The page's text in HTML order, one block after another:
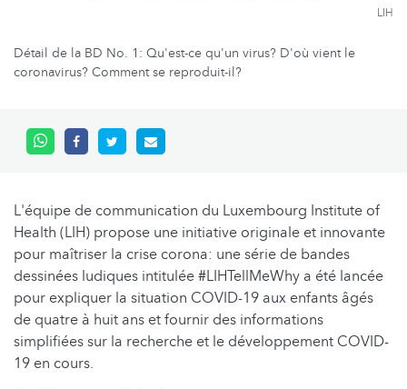
LIH
Détail de la BD No. 1: Qu'est-ce qu'un virus? D'où vient le
coronavirus? Comment se reproduit-il?
L'équipe de communication du Luxembourg Institute of
Health (LIH) propose une initiative originale et innovante
pour maîtriser la crise corona: une série de bandes
dessinées ludiques intitulée #LIHTellMeWhy a été lancée
pour expliquer la situation COVID-19 aux enfants âgés
de quatre à huit ans et fournir des informations
simplifiées sur la recherche et le développement COVID-
19 en cours.